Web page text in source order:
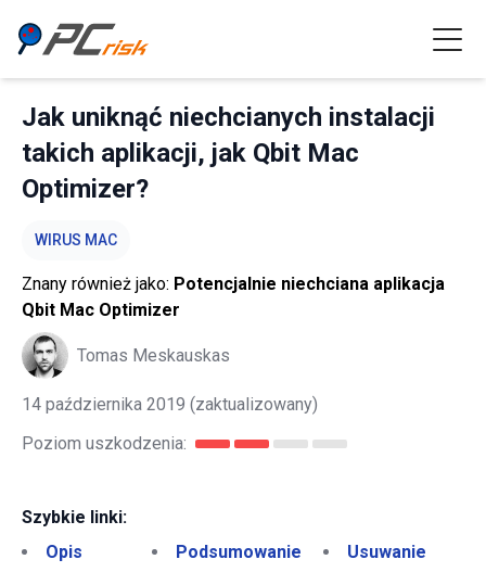
Jak uniknąć niechcianych instalacji
takich aplikacji, jak Qbit Mac
Optimizer?
WIRUS MAC
Znany również jako: Potencjalnie niechciana aplikacja
Qbit Mac Optimizer
Tomas Meskauskas
14 października 2019 (zaktualizowany)
Poziom uszkodzenia:
Szybkie linki:
Opis
Podsumowanie Usuwanie